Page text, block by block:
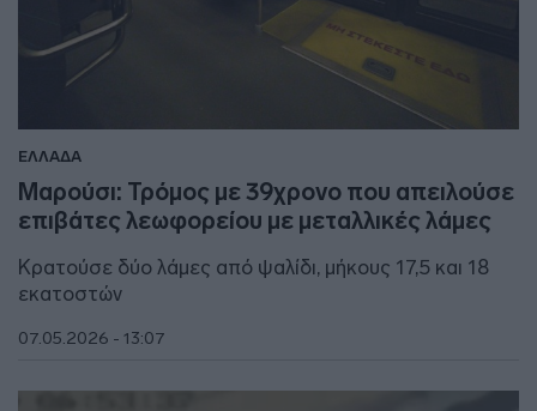
ΕΛΛΑΔΑ
Μαρούσι: Τρόμος με 39χρονο που απειλούσε
επιβάτες λεωφορείου με μεταλλικές λάμες
Kρατούσε δύο λάμες από ψαλίδι, μήκους 17,5 και 18
εκατοστών
07.05.2026 - 13:07